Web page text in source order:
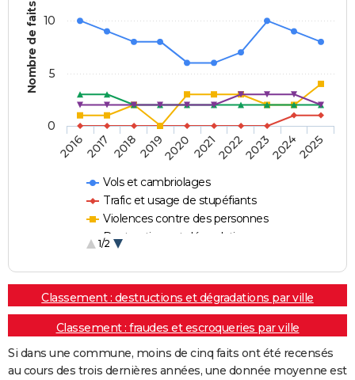
Nombre de faits
Vols et cambriolages
Trafic et usage de stupéfiants
Violences contre des personnes
Destructions et dégradations
1/2
20162017 20182019202020212022202320242025
0
5
10
Classement : destructions et dégradations par ville
Classement : fraudes et escroqueries par ville
Si dans une commune, moins de cinq faits ont été recensés
au cours des trois dernières années, une donnée moyenne est